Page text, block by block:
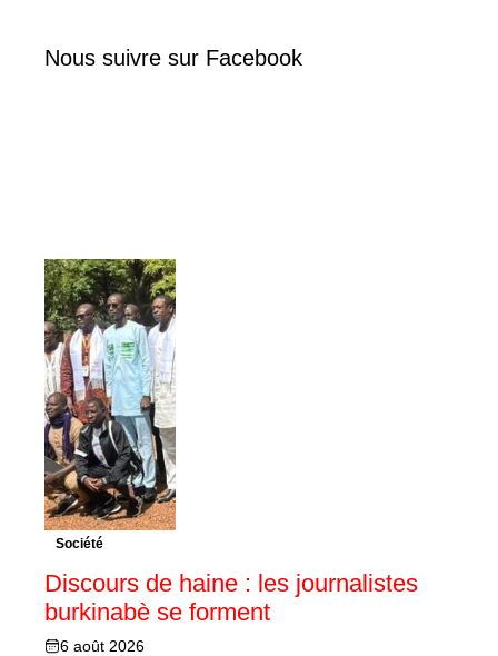
Nous suivre sur Facebook
Société
Discours de haine : les journalistes
burkinabè se forment
6 août 2026